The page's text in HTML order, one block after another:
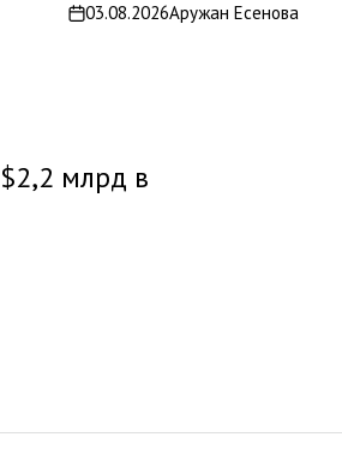
on03.08.2026Аружан Есенова
млрд в